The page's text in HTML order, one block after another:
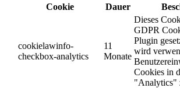
Cookie
Dauer
cookielawinfo-
checkbox-analytics
11
Monate
Dieses
GDPR
Plugin
wird
Cookies in
"Analytics"